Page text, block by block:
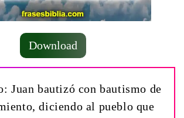
Download
Juan bautizó con bautismo de
diciendo al pueblo que